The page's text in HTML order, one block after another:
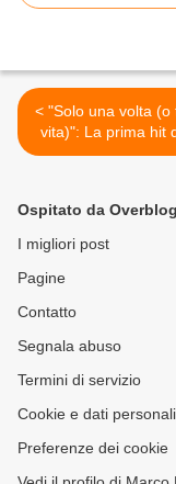
< "Solo una volta (o tutta la
vita)": La prima hit
Britti
Ospitato da Overblog
I migliori post
Pagine
Contatto
Segnala abuso
Termini di servizio
Cookie e dati personali
Preferenze dei cookie